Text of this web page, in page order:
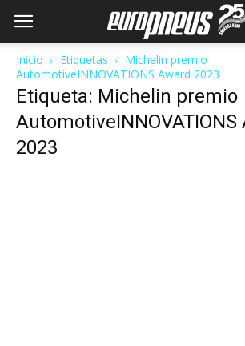
Inicio Etiquetas
Michelin premio
AutomotiveINNOVATIONS Award 2023
Etiqueta: Michelin premio
AutomotiveINNOVATIONS
2023